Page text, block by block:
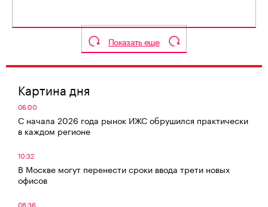
Показать еще
Картина дня
06:00
С начала 2026 года рынок ИЖС обрушился практически
в каждом регионе
10:32
В Москве могут перенести сроки ввода трети новых
офисов
08:36